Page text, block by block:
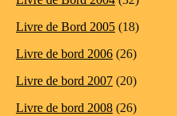
Livre de Bord 2005 (18)
Livre de bord 2006 (26)
Livre de bord 2007 (20)
Livre de bord 2008 (26)